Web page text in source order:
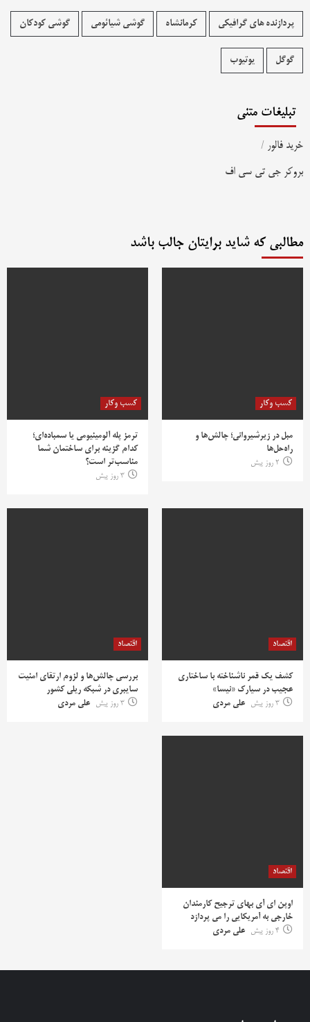
پردازنده های گرافیکی کرمانشاه گوشی شیائومی گوشی کودکان
گوگل یوتیوب
تبلیغات متنی
خرید فالور /
بروکر جی تی سی اف
مطالبی که شاید برایتان جالب باشد
کسب وکار
مبل در زیرشیروانی؛ چالش‌ها و
راه‌حل‌ها
2 روز پیش
کسب وکار
ترمز پله آلومینیومی یا سمباده‌ای؛
کدام گزینه برای ساختمان شما
مناسب‌تر است؟
3 روز پیش
اقتصاد
کشف یک قمر ناشناخته با ساختاری
عجیب در سیارک «نیسا»
3 روز پیش
علی مردی
اقتصاد
بررسی چالش‌ها و لزوم ارتقای امنیت
سایبری در شبکه ریلی کشور
3 روز پیش
علی مردی
اقتصاد
اوپن ای آی بهای ترجیح کارمندان
خارجی به آمریکایی را می پردازد
4 روز پیش
علی مردی